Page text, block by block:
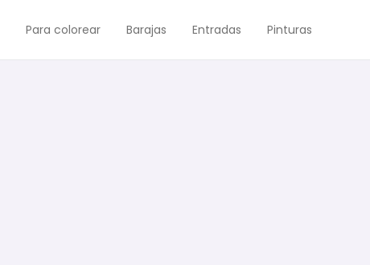
Para colorear Barajas Entradas Pinturas